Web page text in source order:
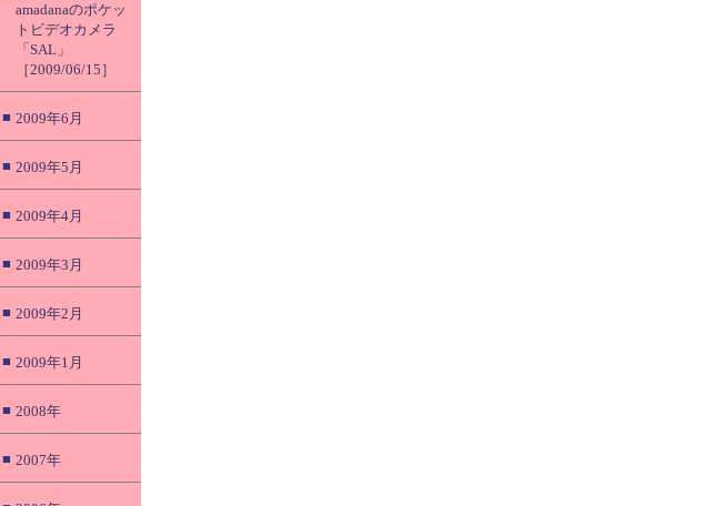
amadanaのポケッ
トビデオカメラ
「SAL」
［2009/06/15］
■ 2009年6月
■ 2009年5月
■ 2009年4月
■ 2009年3月
■ 2009年2月
■ 2009年1月
■ 2008年
■ 2007年